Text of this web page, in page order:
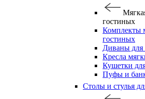
гостиных
Комплекты
гостиных
Диваны для
Кресла
Кушетки
Пуфы и
Столы и стулья